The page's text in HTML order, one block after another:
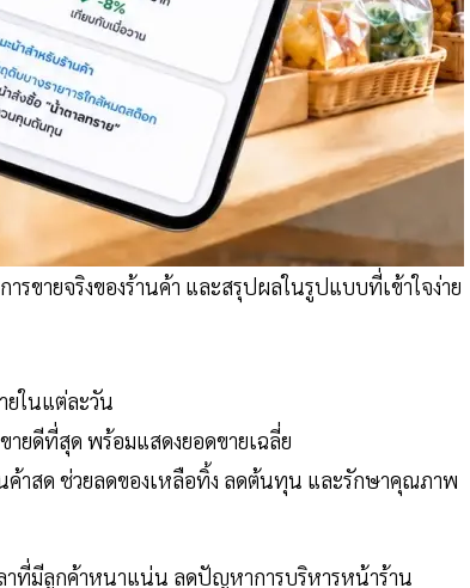
ารขายจริงของร้านค้า และสรุปผลในรูปแบบที่เข้าใจง่าย
ยในแต่ละวัน
ขายดีที่สุด พร้อมแสดงยอดขายเฉลี่ย
ค้าสด ช่วยลดของเหลือทิ้ง ลดต้นทุน และรักษาคุณภาพ
ลาที่มีลูกค้าหนาแน่น ลดปัญหาการบริหารหน้าร้าน